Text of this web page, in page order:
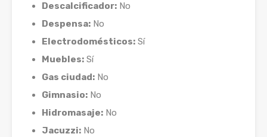
Descalcificador: No
Despensa: No
Electrodomésticos: Sí
Muebles: Sí
Gas ciudad: No
Gimnasio: No
Hidromasaje: No
Jacuzzi: No